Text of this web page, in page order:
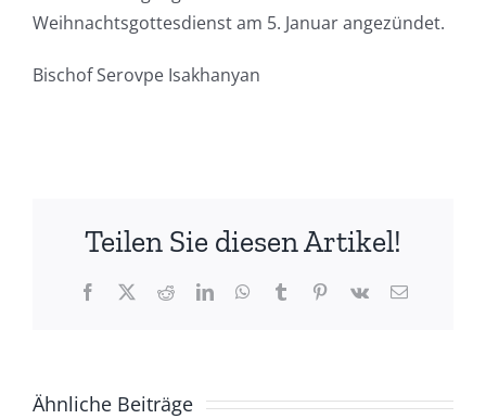
Weihnachtsgottesdienst am 5. Januar angezündet.
Bischof Serovpe Isakhanyan
Teilen Sie diesen Artikel!
Facebook
X RedditLinkedInWhatsApp
TumblrPinterest
Vk
E-
Ähnliche Beiträge